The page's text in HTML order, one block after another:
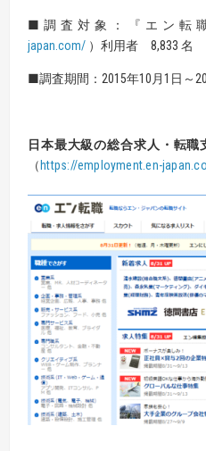
■調査対象：『エン転
japan.com/ ）利用者 8,833 名
■調査期間：2015年10月1日～
日本最大級の総合求人・転
（ https://employment.en-